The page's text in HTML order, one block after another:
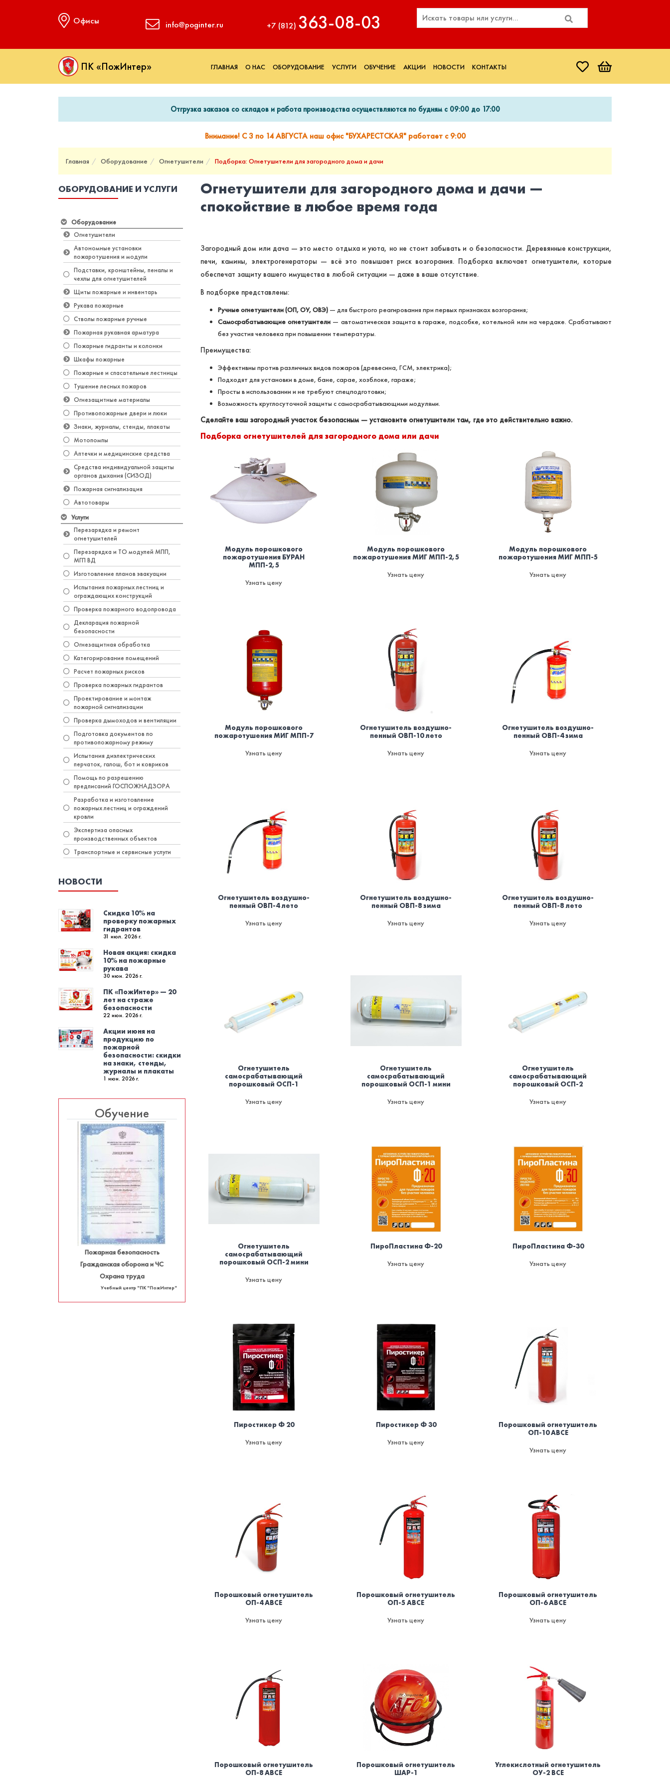
Офисы info@poginter.ru +7 (812) 363‑08‑03
ПК «ПожИнтер» ГЛАВНАЯ О НАС ОБОРУДОВАНИЕ УСЛУГИ ОБУЧЕНИЕ АКЦИИ НОВОСТИ КОНТАКТЫ
Отгрузка заказов со складов и работа производства осуществляются по будням с 09:00 до 17:00
Внимание! С 3 по 14 АВГУСТА наш офис "БУХАРЕСТСКАЯ" работает с 9:00
Главная Оборудование Огнетушители Подборка: Огнетушители для загородного дома и дачи
ОБОРУДОВАНИЕ И УСЛУГИ
Оборудование
Огнетушители
Автономные установки
пожаротушения и модули
Подставки, кронштейны, пеналы и
чехлы для огнетушителей
Щиты пожарные и инвентарь
Рукава пожарные
Стволы пожарные ручные
Пожарная рукавная арматура
Пожарные гидранты и колонки
Шкафы пожарные
Пожарные и спасательные лестницы
Тушение лесных пожаров
Огнезащитные материалы
Противопожарные двери и люки
Знаки, журналы, стенды, плакаты
Мотопомпы
Аптечки и медицинские средства
Средства индивидуальной защиты
органов дыхания (СИЗОД)
Пожарная сигнализация
Автотовары
Услуги
Перезарядка и ремонт
огнетушителей
Перезарядка и ТО модулей МПП,
МГП ВД
Изготовление планов эвакуации
Испытания пожарных лестниц и
ограждающих конструкций
Проверка пожарного водопровода
Декларация пожарной
безопасности
Огнезащитная обработка
Категорирование помещений
Расчет пожарных рисков
Проверка пожарных гидрантов
Проектирование и монтаж
пожарной сигнализации
Проверка дымоходов и вентиляции
Подготовка документов по
противопожарному режиму
Испытания диэлектрических
перчаток, галош, бот и ковриков
Помощь по разрешению
предписаний ГОСПОЖНАДЗОРА
Разработка и изготовление
пожарных лестниц и ограждений
кровли
Экспертиза опасных
производственных объектов
Транспортные и сервисные услуги
НОВОСТИ
Скидка 10% на
проверку пожарных
гидрантов
31 июл. 2026 г.
Новая акция: скидка
10% на пожарные
рукава
30 июн. 2026 г.
ПК «ПожИнтер» — 20
лет на страже
безопасности
22 июн. 2026 г.
Акции июня на
продукцию по
пожарной
безопасности: скидки
на знаки, стенды,
журналы и плакаты
1 июн. 2026 г.
Обучение
Пожарная безопасность
Гражданская оборона и ЧС
Охрана труда
Учебный центр "ПК "ПожИнтер"
Огнетушители для загородного дома и дачи —
спокойствие в любое время года
Загородный дом или дача — это место отдыха и уюта, но не стоит забывать и о безопасности. Деревянные конструкции,
печи, камины, электрогенераторы — всё это повышает риск возгорания. Подборка включает огнетушители, которые
обеспечат защиту вашего имущества в любой ситуации — даже в ваше отсутствие.
В подборке представлены:
Ручные огнетушители (ОП, ОУ, ОВЭ) — для быстрого реагирования при первых признаках возгорания;
Самосрабатывающие огнетушители — автоматическая защита в гараже, подсобке, котельной или на чердаке. Срабатывают
без участия человека при повышении температуры.
Преимущества:
Эффективны против различных видов пожаров (древесина, ГСМ, электрика);
Подходят для установки в доме, бане, сарае, хозблоке, гараже;
Просты в использовании и не требуют спецподготовки;
Возможность круглосуточной защиты с самосрабатывающими модулями.
Сделайте ваш загородный участок безопасным — установите огнетушители там, где это действительно важно.
Подборка огнетушителей для загородного дома или дачи
Мoдуль порошкового
пожаротушения БУРАН
МПП-2,5
Узнать цену
Модуль порошкового
пожаротушения МИГ МПП-2,5
Узнать цену
Модуль порошкового
пожаротушения МИГ МПП-5
Узнать цену
Модуль порошкового
пожаротушения МИГ МПП-7
Узнать цену
Огнетушитель воздушно-
пенный ОВП-10 лето
Узнать цену
Огнетушитель воздушно-
пенный ОВП-4 зима
Узнать цену
Огнетушитель воздушно-
пенный ОВП-4 лето
Узнать цену
Огнетушитель воздушно-
пенный ОВП-8 зима
Узнать цену
Огнетушитель воздушно-
пенный ОВП-8 лето
Узнать цену
Огнетушитель
самосрабатывающий
порошковый ОСП-1
Узнать цену
Огнетушитель
самосрабатывающий
порошковый ОСП-1 мини
Узнать цену
Огнетушитель
самосрабатывающий
порошковый ОСП-2
Узнать цену
Огнетушитель
самосрабатывающий
порошковый ОСП-2 мини
Узнать цену
ПироПластина Ф-20
Узнать цену
ПироПластина Ф-30
Узнать цену
Пиростикер Ф 20
Узнать цену
Пиростикер Ф 30
Узнать цену
Порошковый огнетушитель
ОП-10 ABCE
Узнать цену
Порошковый огнетушитель
ОП-4 ABCE
Узнать цену
Порошковый огнетушитель
ОП-5 ABCE
Узнать цену
Порошковый огнетушитель
ОП-6 ABCE
Узнать цену
Порошковый огнетушитель
ОП-8 ABCE
Порошковый огнетушитель
ШАР-1
Углекислотный огнетушитель
ОУ-2 BCE